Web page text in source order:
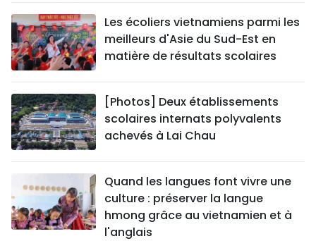
Les écoliers vietnamiens parmi les
meilleurs d'Asie du Sud-Est en
matière de résultats scolaires
[Photos] Deux établissements
scolaires internats polyvalents
achevés à Lai Chau
Quand les langues font vivre une
culture : préserver la langue
hmong grâce au vietnamien et à
l'anglais